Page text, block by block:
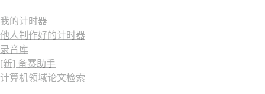
我的计时器
他人制作好的计时器
录音库
[新] 备赛助手
计算机领域论文检索